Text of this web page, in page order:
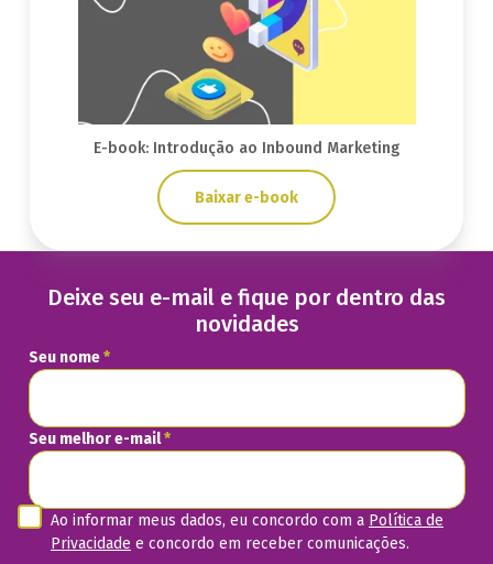
E-book: Introdução ao Inbound Marketing
Baixar e-book
Deixe seu e-mail e fique por dentro das
novidades
Seu nome*
Seu melhor e-mail*
Ao informar meus dados, eu concordo com a Política de
Privacidade e concordo em receber comunicações.